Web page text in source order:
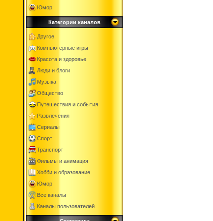
Юмор
Категории каналов
Другое
Компьютерные игры
Красота и здоровье
Люди и блоги
Музыка
Общество
Путешествия и события
Развлечения
Сериалы
Спорт
Транспорт
Фильмы и анимация
Хобби и образование
Юмор
Все каналы
Каналы пользователей